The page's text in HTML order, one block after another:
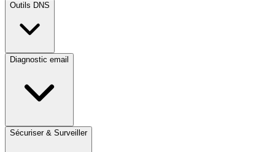
Outils DNS
Diagnostic email
Sécuriser & Surveiller